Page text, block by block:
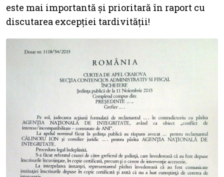
este mai importantă și prioritară în raport cu
discutarea excepției tardivității!